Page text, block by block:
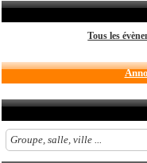
Tous les